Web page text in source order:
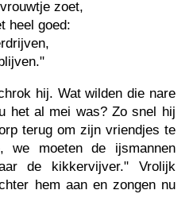
zoet,
heel goed:
hij. Wat wilden die nare
het al mei was? Zo snel hij
terug om zijn vriendjes te
we moeten de ijsmannen
de kikkervijver." Vrolijk
hem aan en zongen nu